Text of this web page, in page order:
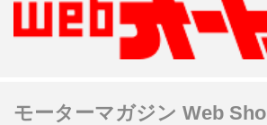
モーターマガジン Web